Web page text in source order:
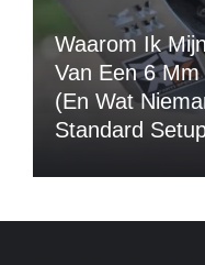
Waarom Ik
Van Een 6
(en Wat
Standard